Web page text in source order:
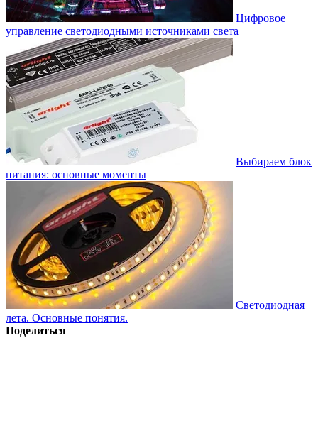
Цифровое
управление светодиодными источниками света
Выбираем блок
питания: основные моменты
Светодиодная
лета. Основные понятия.
Поделиться